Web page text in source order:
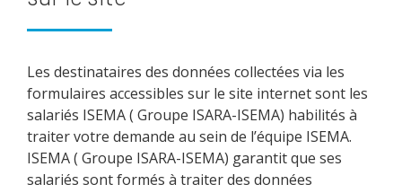
Les destinataires des données collectées via les
formulaires accessibles sur le site internet sont les
salariés ISEMA ( Groupe ISARA-ISEMA) habilités à
traiter votre demande au sein de l’équipe ISEMA.
ISEMA ( Groupe ISARA-ISEMA) garantit que ses
salariés sont formés à traiter des données